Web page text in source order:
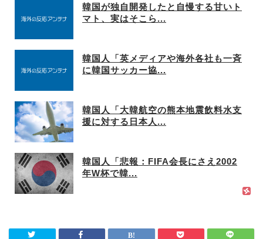
韓国が独自開発したと自慢する甘いト
マト、実はそこら...
韓国人「英メディアや海外各社も一斉
に韓国サッカー協...
韓国人「大韓航空の熊本地震飲料水支
援に対する日本人...
韓国人「悲報：FIFA会長にさえ2002
年W杯で韓...